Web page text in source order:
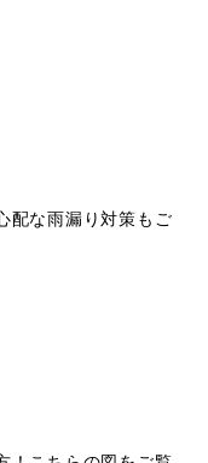
配な雨漏り対策もご